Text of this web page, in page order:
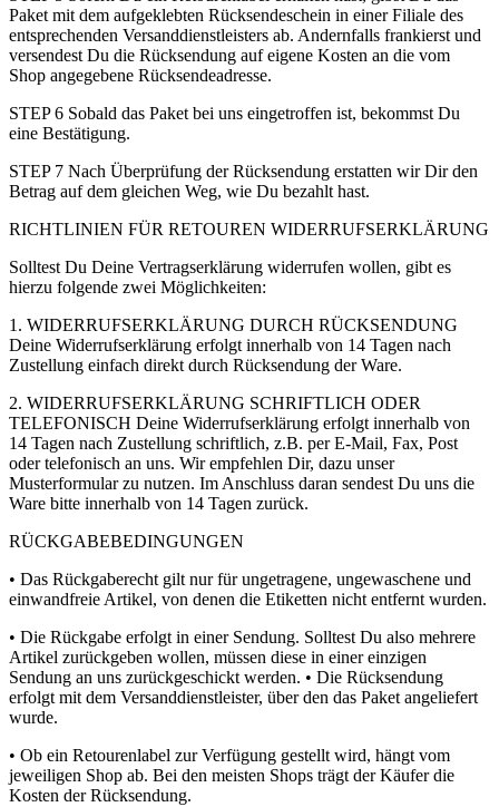
Paket mit dem aufgeklebten Rücksendeschein in einer Filiale des
entsprechenden Versanddienstleisters ab. Andernfalls frankierst und
versendest Du die Rücksendung auf eigene Kosten an die vom
Shop angegebene Rücksendeadresse.
STEP 6 Sobald das Paket bei uns eingetroffen ist, bekommst Du
eine Bestätigung.
STEP 7 Nach Überprüfung der Rücksendung erstatten wir Dir den
Betrag auf dem gleichen Weg, wie Du bezahlt hast.
RICHTLINIEN FÜR RETOUREN WIDERRUFSERKLÄRUNG
Solltest Du Deine Vertragserklärung widerrufen wollen, gibt es
hierzu folgende zwei Möglichkeiten:
1. WIDERRUFSERKLÄRUNG DURCH RÜCKSENDUNG
Deine Widerrufserklärung erfolgt innerhalb von 14 Tagen nach
Zustellung einfach direkt durch Rücksendung der Ware.
2. WIDERRUFSERKLÄRUNG SCHRIFTLICH ODER
TELEFONISCH Deine Widerrufserklärung erfolgt innerhalb von
14 Tagen nach Zustellung schriftlich, z.B. per E-Mail, Fax, Post
oder telefonisch an uns. Wir empfehlen Dir, dazu unser
Musterformular zu nutzen. Im Anschluss daran sendest Du uns die
Ware bitte innerhalb von 14 Tagen zurück.
RÜCKGABEBEDINGUNGEN
• Das Rückgaberecht gilt nur für ungetragene, ungewaschene und
einwandfreie Artikel, von denen die Etiketten nicht entfernt wurden.
• Die Rückgabe erfolgt in einer Sendung. Solltest Du also mehrere
Artikel zurückgeben wollen, müssen diese in einer einzigen
Sendung an uns zurückgeschickt werden. • Die Rücksendung
erfolgt mit dem Versanddienstleister, über den das Paket angeliefert
wurde.
• Ob ein Retourenlabel zur Verfügung gestellt wird, hängt vom
jeweiligen Shop ab. Bei den meisten Shops trägt der Käufer die
Kosten der Rücksendung.